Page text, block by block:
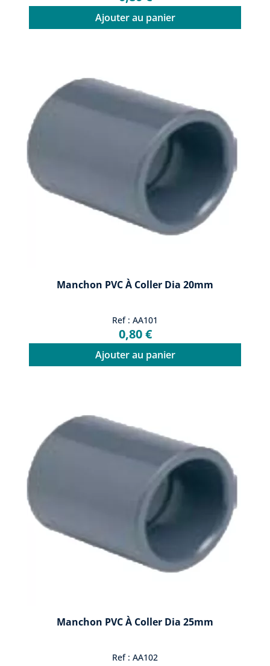
Ajouter au panier
Manchon PVC À Coller Dia 20mm
Ref : AA101
0,80 €
Ajouter au panier
Manchon PVC À Coller Dia 25mm
Ref : AA102